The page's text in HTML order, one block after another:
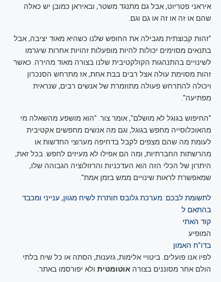
איראני פטריוט, אבל גם מתנגד משטר, ובאיראן כמובן יש כאלה
שהם או זה או זה או גם וגם.
"זהות קבוצתית מגבילה את החופש שלנו כשהיא מאוד יציבה, אבל
בתנאים מסוימים יכולות להיות מופעלות זהויות אחרות שיגרמו
לשינויים בהתנהגות הקולקטיבית שלנו בצורה מאוד מהירה. כאשר
זהות מסוימת עולה אצל רבים בבת אחת, אז מתרחש הסנכרון
ויכולה להתרחש פעולה מתוזמרת של אנשים רבים, שנראית
מפתיעה".
"החיפוש בגוגל לא מושלם", אומר צור. "הוא מושפע מהשאלה מי
מהאוכלוסייה מחפש בגוגל, וגם מה אנשים מחפשים אקטיבית
לעומת מה שהם מצפים לקבל בדחיפה מערוצי החדשות או
מהרשתות החברתיות, ומה הם אפילו לא מעיזים לחפש. בכל זאת,
היתרון של הכלי הזה הוא העדכניות והרזולוציה הגבוהה שלו,
שמאפשרת לראות שינויים ממש בזמן אמת".
לתשומת לבכם: מערכת גלובס חותרת לשיח מגוון, ענייני ומכבד
בהתאם ל
קוד האתי
המופיע
בדו"ח האמון
לפיו אנו פועלים. ביטויי אלימות, גזענות, הסתה או כל שיח בלתי
הולם אחר מסוננים בצורה אוטומטית ולא יפורסמו באתר.